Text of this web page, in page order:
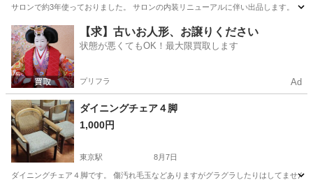
サロンで約3年使っておりました。 サロンの内装リニューアルに伴い出品します。 ・
東京 千代田区 竹橋駅 ソファ
【求】古いお人形、お譲りください
状態が悪くてもOK！最大限買取します
プリフラ Ad
ダイニングチェア４脚
1,000円
東京駅 8月7日
ダイニングチェア４脚です。 傷汚れ毛玉などありますがグラグラしたりはしてませ